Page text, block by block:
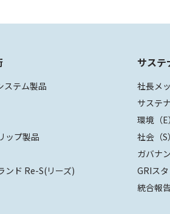
ステム製品
ップ製品
ンド Re-S(リーズ)
サステ
社長メ
サステ
環境（E）
社会（S）
ガバナ
GRIス
統合報